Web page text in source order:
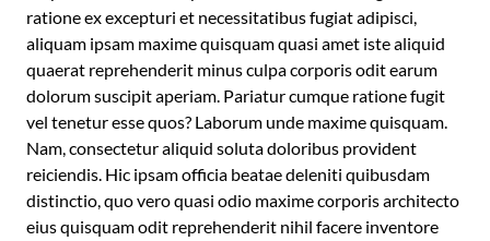
ratione ex excepturi et necessitatibus fugiat adipisci,
aliquam ipsam maxime quisquam quasi amet iste aliquid
quaerat reprehenderit minus culpa corporis odit earum
dolorum suscipit aperiam. Pariatur cumque ratione fugit
vel tenetur esse quos? Laborum unde maxime quisquam.
Nam, consectetur aliquid soluta doloribus provident
reiciendis. Hic ipsam officia beatae deleniti quibusdam
distinctio, quo vero quasi odio maxime corporis architecto
eius quisquam odit reprehenderit nihil facere inventore